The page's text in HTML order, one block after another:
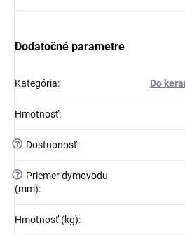
Dodatočné parametre
Kategória: Do
Hmotnosť:
? Dostupnosť:
?
Priemer dymovodu
(mm):
Hmotnosť (kg):